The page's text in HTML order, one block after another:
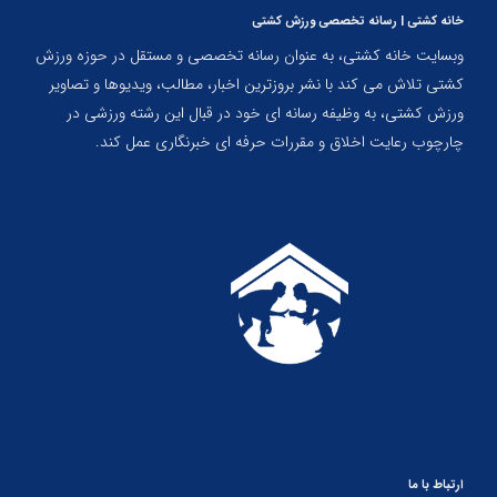
خانه کشتی | رسانه تخصصی ورزش کشتی
وبسایت خانه کشتی، به عنوان رسانه تخصصی و مستقل در حوزه ورزش
کشتی تلاش می کند با نشر بروزترین اخبار، مطالب، ویدیوها و تصاویر
ورزش کشتی، به وظیفه رسانه ای خود در قبال این رشته ورزشی در
چارچوب رعایت اخلاق و مقررات حرفه ای خبرنگاری عمل کند.
ارتباط با ما